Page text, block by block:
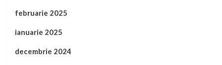
februarie 2025
ianuarie 2025
decembrie 2024